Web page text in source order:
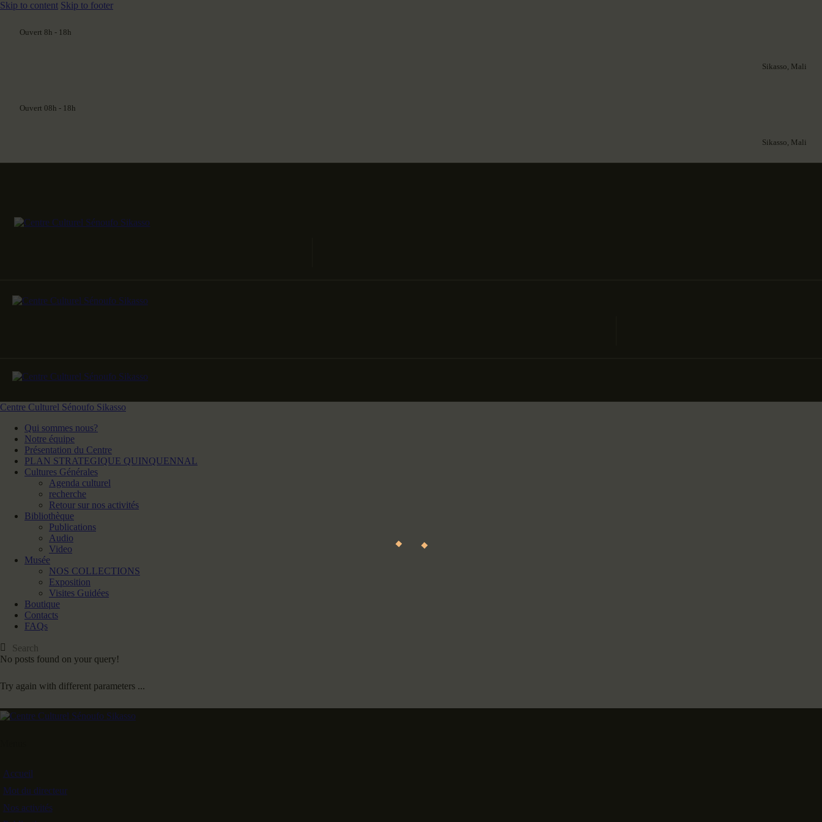
Skip to content Skip to footer
Ouvert 8h - 18h
Sikasso, Mali
Ouvert 08h - 18h
Sikasso, Mali
Centre Culturel Sénoufo Sikasso
Qui sommes nous?
Notre équipe
Présentation du Centre
PLAN STRATEGIQUE QUINQUENNAL
Cultures Générales
Agenda culturel
recherche
Retour sur nos activités
Bibliothèque
Publications
Audio
Video
Musée
NOS COLLECTIONS
Exposition
Visites Guidées
Boutique
Contacts
FAQs
No posts found on your query!
Try again with different parameters ...
Accueil
Mot du directeur
Nos activités